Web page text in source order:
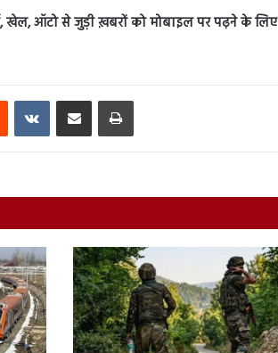
खेल, ऑटो से जुड़ी ख़बरों को मोबाइल पर पढ़ने के लिए
Reddit VKontakteShare via Email Print